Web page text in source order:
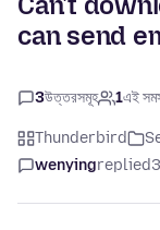
can send
3উত্তরসমূহ 1এই
Thunderbird
wenyingreplied